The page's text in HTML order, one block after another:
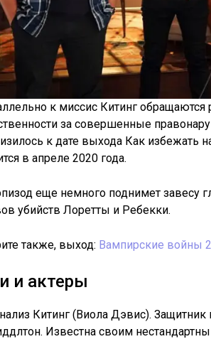
к миссис Китинг
за совершенные
к дате выхода Как избежать
в апреле 2020 года.
еще немного поднимет завесу
убийств Лоретты и Ребекки.
также, выход: Вампирские войны
и актеры
Китинг (Виола Дэвис). Защитник
Известна своим